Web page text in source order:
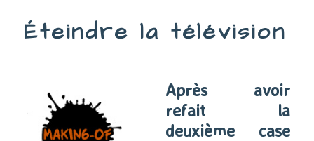
Éteindre la télévision
Après avoir
refait la
deuxième case